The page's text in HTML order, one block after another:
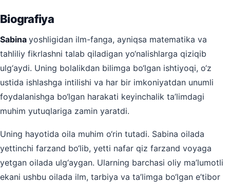
Biografiya
Sabina yoshligidan ilm-fanga, ayniqsa matematika va
tahliliy fikrlashni talab qiladigan yo‘nalishlarga qiziqib
ulg‘aydi. Uning bolalikdan bilimga bo‘lgan ishtiyoqi, o‘z
ustida ishlashga intilishi va har bir imkoniyatdan unumli
foydalanishga bo‘lgan harakati keyinchalik ta’limdagi
muhim yutuqlariga zamin yaratdi.
Uning hayotida oila muhim o‘rin tutadi. Sabina oilada
yettinchi farzand bo‘lib, yetti nafar qiz farzand voyaga
yetgan oilada ulg‘aygan. Ularning barchasi oliy ma’lumotli
ekani ushbu oilada ilm, tarbiya va ta’limga bo‘lgan e’tibor